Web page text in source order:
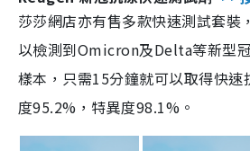
莎莎網店亦有售多款快速測試套裝
以檢測到Omicron及Delta等新型
樣本，只需15分鐘就可以取得快速
度95.2%，特異度98.1%。